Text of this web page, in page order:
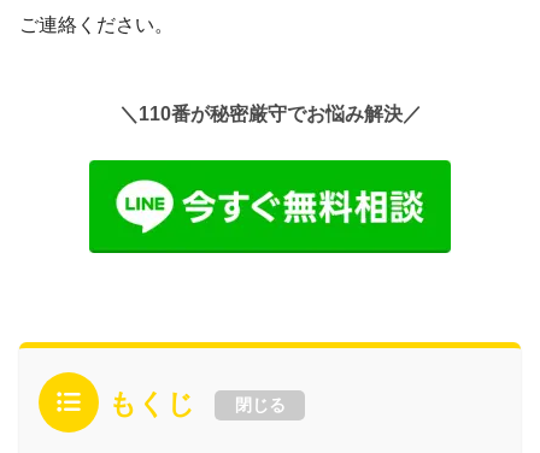
ご連絡ください。
＼110番が秘密厳守でお悩み解決／
もくじ 閉じる